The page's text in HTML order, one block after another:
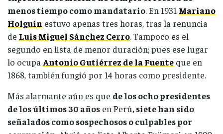
menos tiempo como mandatario. En 1931 Mariano
Holguín estuvo apenas tres horas, tras la renuncia
de Luis Miguel Sánchez Cerro. Tampoco es el
segundo en lista de menor duración; pues ese lugar
lo ocupa Antonio Gutiérrez de la Fuente que en
1868, también fungió por 14 horas como presidente.
Más alarmante aún es que de los ocho presidentes
de los últimos 30 años en Perú, siete han sido
señalados como sospechosos o culpables por